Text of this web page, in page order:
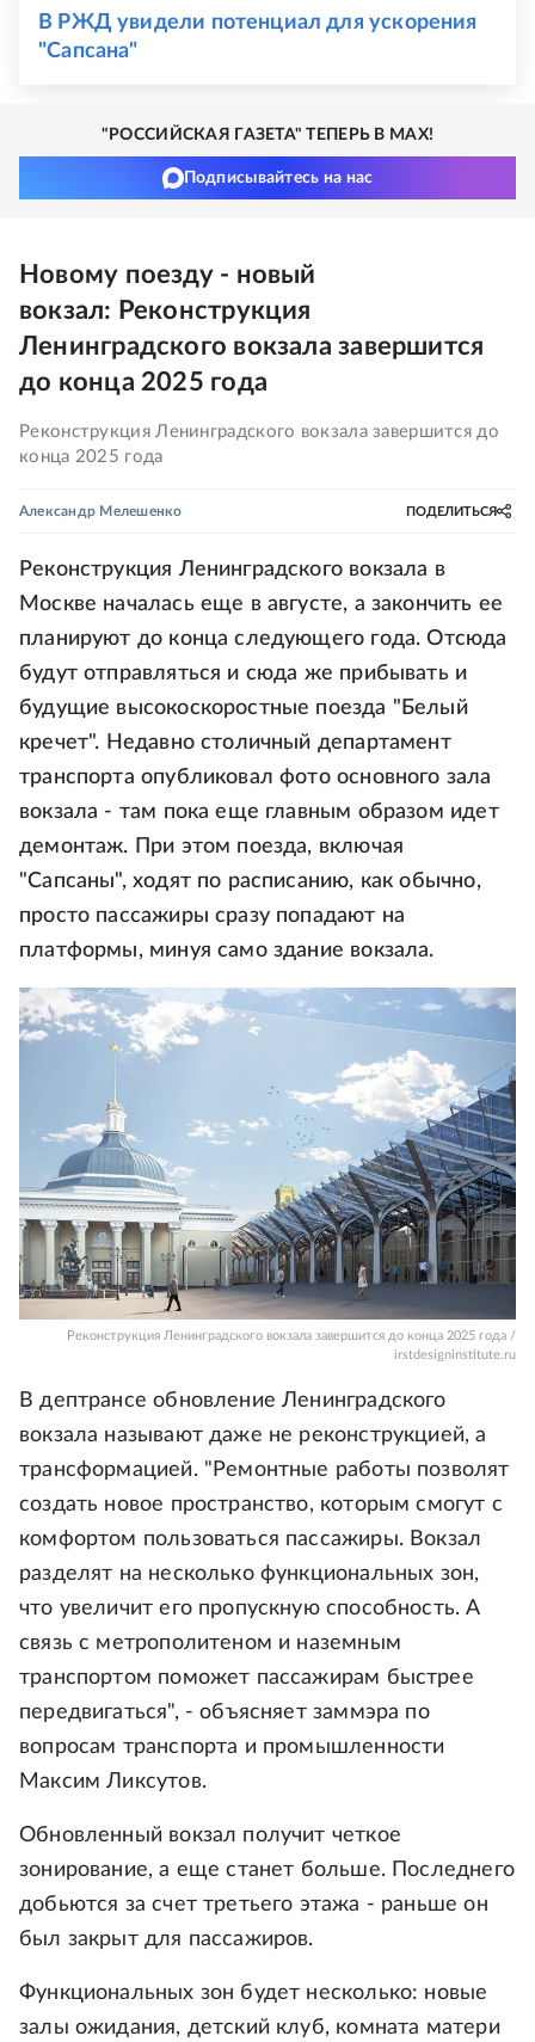
В РЖД увидели потенциал для ускорения
"Сапсана"
"РОССИЙСКАЯ ГАЗЕТА" ТЕПЕРЬ В MAX!
Подписывайтесь на нас
Новому поезду - новый
вокзал: Реконструкция
Ленинградского вокзала завершится
до конца 2025 года
Реконструкция Ленинградского вокзала завершится до
конца 2025 года
Александр Мелешенко ПОДЕЛИТЬСЯ
Реконструкция Ленинградского вокзала в
Москве началась еще в августе, а закончить ее
планируют до конца следующего года. Отсюда
будут отправляться и сюда же прибывать и
будущие высокоскоростные поезда "Белый
кречет". Недавно столичный департамент
транспорта опубликовал фото основного зала
вокзала - там пока еще главным образом идет
демонтаж. При этом поезда, включая
"Сапсаны", ходят по расписанию, как обычно,
просто пассажиры сразу попадают на
платформы, минуя само здание вокзала.
Реконструкция Ленинградского вокзала завершится до конца 2025 года /
irstdesigninstitute.ru
В дептрансе обновление Ленинградского
вокзала называют даже не реконструкцией, а
трансформацией. "Ремонтные работы позволят
создать новое пространство, которым смогут с
комфортом пользоваться пассажиры. Вокзал
разделят на несколько функциональных зон,
что увеличит его пропускную способность. А
связь с метрополитеном и наземным
транспортом поможет пассажирам быстрее
передвигаться", - объясняет заммэра по
вопросам транспорта и промышленности
Максим Ликсутов.
Обновленный вокзал получит четкое
зонирование, а еще станет больше. Последнего
добьются за счет третьего этажа - раньше он
был закрыт для пассажиров.
Функциональных зон будет несколько: новые
залы ожидания, детский клуб, комната матери